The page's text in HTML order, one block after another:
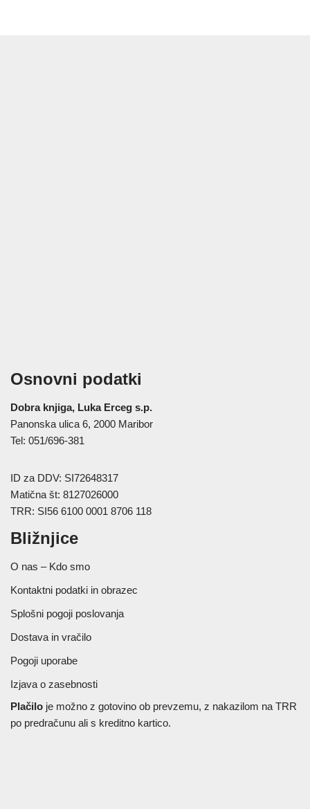
Osnovni podatki
Dobra knjiga, Luka Erceg s.p.
Panonska ulica 6, 2000 Maribor
Tel: 051/696-381
ID za DDV: SI72648317
Matična št: 8127026000
TRR: SI56 6100 0001 8706 118
Bližnjice
O nas – Kdo smo
Kontaktni podatki in obrazec
Splošni pogoji poslovanja
Dostava in vračilo
Pogoji uporabe
Izjava o zasebnosti
Plačilo je možno z gotovino ob prevzemu, z nakazilom na TRR
po predračunu ali s kreditno kartico.